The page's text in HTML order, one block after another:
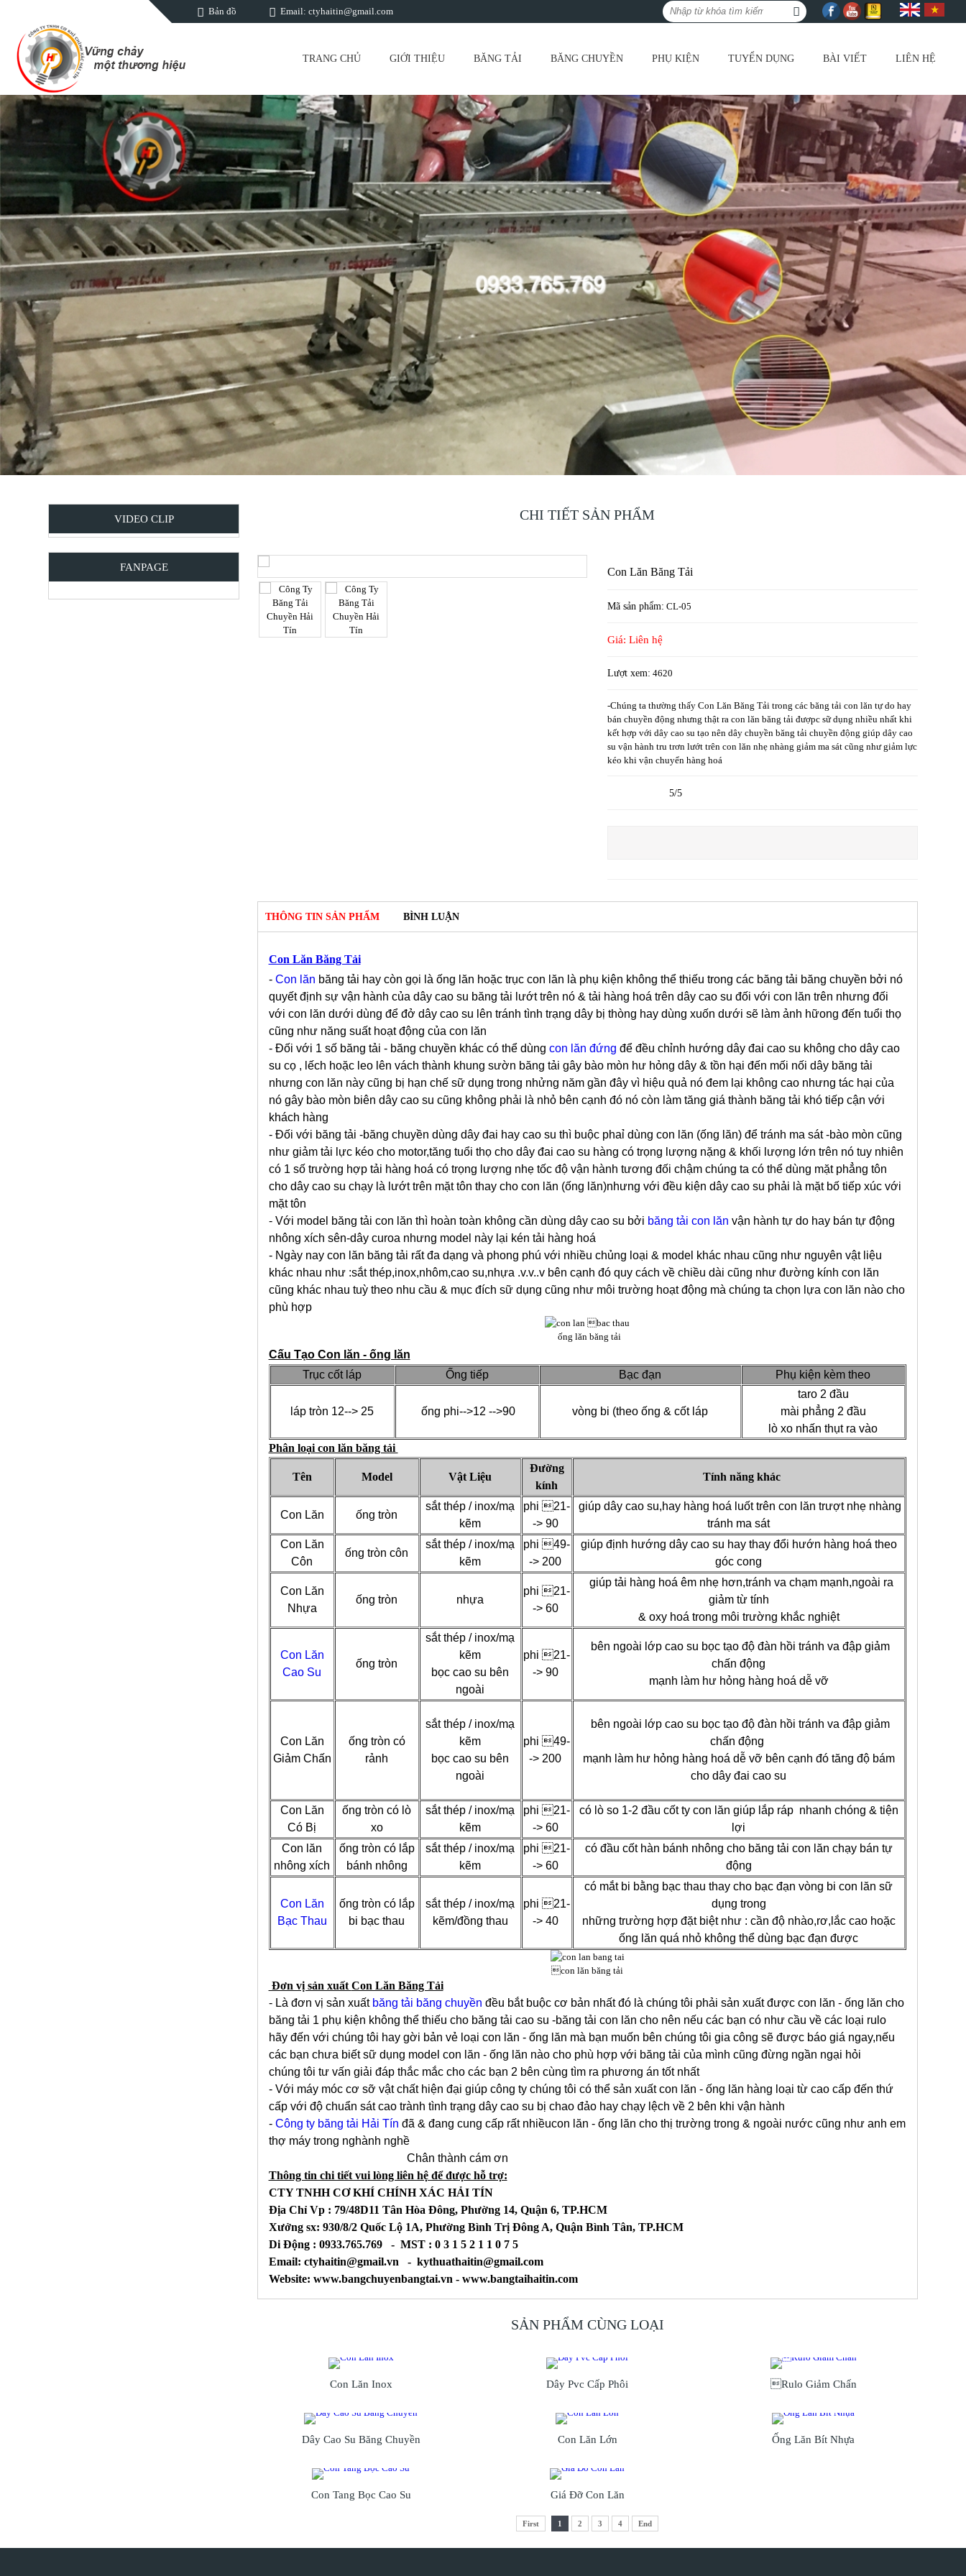
Bản đồ Email: ctyhaitin@gmail.com
TRANG CHỦ GIỚI THIỆU BĂNG TẢI BĂNG CHUYỀN PHỤ KIỆN TUYỂN DỤNG BÀI VIẾT LIÊN HỆ
CHI TIẾT SẢN PHẨM
Con Lăn Băng Tải
Mã sản phẩm: CL-05
Giá: Liên hệ
Lượt xem: 4620
-Chúng ta thường thấy Con Lăn Băng Tải trong các băng tải con lăn tự do hay
bán chuyền động nhưng thật ra con lăn băng tải đượpc sữ dụng nhiều nhất khi
kết hợp với dây cao su tạo nên dây chuyền băng tải chuyền động giúp dây cao
su vận hành tru trơn lướt trên con lăn nhẹ nhàng giảm ma sát cũng như giảm lực
kéo khi vận chuyển hàng hoá
5/5
THÔNG TIN SẢN PHẨM BÌNH LUẬN
Con Lăn Băng Tải
- Con lăn băng tải hay còn gọi là ống lăn hoặc trục con lăn là phụ kiện không thể thiếu trong các băng tải băng chuyền bởi nó
quyết định sự vận hành của dây cao su băng tải lướt trên nó & tải hàng hoá trên dây cao su đối với con lăn trên nhưng đối
với con lăn dưới dùng để đở dây cao su lên tránh tình trạng dây bị thòng hay dùng xuốn dưới sẽ làm ảnh hữong đến tuổi thọ
cũng như năng suất hoạt động của con lăn
- Đối với 1 số băng tải - băng chuyền khác có thể dùng con lăn đứng để đều chỉnh hướng dây đai cao su không cho dây cao
su cọ , lếch hoặc leo lên vách thành khung sườn băng tải gây bào mòn hư hỏng dây & tồn hại đến mối nối dây băng tải
nhưng con lăn này cũng bị hạn chế sữ dụng trong nhửng năm gần đây vì hiệu quả nó đem lại không cao nhưng tác hại của
nó gây bào mòn biên dây cao su cũng không phải là nhỏ bên cạnh đó nó còn làm tăng giá thành băng tải khó tiếp cận với
khách hàng
- Đối với băng tải -băng chuyền dùng dây đai hay cao su thì buộc phaỉ dùng con lăn (ống lăn) để tránh ma sát -bào mòn cũng
như giảm tải lực kéo cho motor,tăng tuổi thọ cho dây đai cao su hàng có trọng lượng nặng & khối lượng lớn trên nó tuy nhiên
có 1 số trường hợp tải hàng hoá có trọng lượng nhẹ tốc độ vận hành tương đối chậm chúng ta có thể dùng mặt phẳng tôn
cho dây cao su chạy là lướt trên mặt tôn thay cho con lăn (ống lăn)nhưng với đều kiện dây cao su phải là mặt bố tiếp xúc với
mặt tôn
- Với model băng tải con lăn thì hoàn toàn không cần dùng dây cao su bởi băng tải con lăn vận hành tự do hay bán tự động
nhông xích sên-dây curoa nhưng model này lại kén tải hàng hoá
- Ngày nay con lăn băng tải rất đa dạng và phong phú với nhiều chủng loại & model khác nhau cũng như nguyên vật liệu
khác nhau như :sắt thép,inox,nhôm,cao su,nhựa .v.v..v bên cạnh đó quy cách về chiều dài cũng như đường kính con lăn
cũng khác nhau tuỳ theo nhu cầu & mục đích sữ dụng cũng như môi trường hoạt động mà chúng ta chọn lựa con lăn nào cho
phù hợp
ống lăn băng tải
Cấu Tạo Con lăn - ống lăn
Trục cốt láp
Ống tiếp Bạc đạn Phụ kiện kèm theo
láp tròn 12--> 25 ống phi-->12 -->90 vòng bi (theo ống & cốt láp
taro 2 đầu
mài phẳng 2 đầu
lò xo nhấn thụt ra vào
Phân loại con lăn băng tải
Tên Model Vật Liệu
Đường
kính
Tính năng khác
Con Lăn ống tròn
sắt thép / inox/mạ
kẽm
phi 21-
-> 90
giúp dây cao su,hay hàng hoá luốt trên con lăn trượt nhẹ nhàng
tránh ma sát
Con Lăn
Côn
ống tròn côn
sắt thép / inox/mạ
kẽm
phi 49-
-> 200
giúp định hướng dây cao su hay thay đổi hướn hàng hoá theo
góc cong
Con Lăn
Nhựa
ống tròn nhựa
phi 21-
-> 60
giúp tải hàng hoá êm nhẹ hơn,tránh va chạm mạnh,ngoài ra
giảm từ tính
& oxy hoá trong môi trường khắc nghiệt
Con Lăn
Cao Su
ống tròn
sắt thép / inox/mạ
kẽm
bọc cao su bên
ngoài
phi 21-
-> 90
bên ngoài lớp cao su bọc tạo độ đàn hồi tránh va đập giảm
chấn động
mạnh làm hư hỏng hàng hoá dễ vỡ
Con Lăn
Giảm Chấn
ống tròn có
rảnh
sắt thép / inox/mạ
kẽm
bọc cao su bên
ngoài
phi 49-
-> 200
bên ngoài lớp cao su bọc tạo độ đàn hồi tránh va đập giảm
chấn động
mạnh làm hư hỏng hàng hoá dễ vỡ bên cạnh đó tăng độ bám
cho dây đai cao su
Con Lăn
Có Bị
ống tròn có lò
xo
sắt thép / inox/mạ
kẽm
phi 21-
-> 60
có lò so 1-2 đầu cốt ty con lăn giúp lắp ráp nhanh chóng & tiện
lợi
Con lăn
nhông xích
ống tròn có lắp
bánh nhông
sắt thép / inox/mạ
kẽm
phi 21-
-> 60
có đầu cốt hàn bánh nhông cho băng tải con lăn chạy bán tự
động
Con Lăn
Bạc Thau
ống tròn có lắp
bi bạc thau
sắt thép / inox/mạ
kẽm/đồng thau
phi 21-
-> 40
có mắt bi bằng bạc thau thay cho bạc đạn vòng bi con lăn sữ
dụng trong
những trường hợp đặt biệt như : cần độ nhào,rơ,lắc cao hoặc
ống lăn quá nhỏ không thể dùng bạc đạn được
con lăn băng tải
Đơn vị sản xuất Con Lăn Băng Tải
- Là đơn vị sản xuất băng tải băng chuyền đều bắt buộc cơ bản nhất đó là chúng tôi phải sản xuất được con lăn - ống lăn cho
băng tải 1 phụ kiện không thể thiếu cho băng tải cao su -băng tải con lăn cho nên nếu các bạn có như cầu về các loại rulo
hãy đến với chúng tôi hay gời bản vẻ loại con lăn - ống lăn mà bạn muốn bên chúng tôi gia công sẽ được báo giá ngay,nếu
các bạn chưa biết sữ dụng model con lăn - ống lăn nào cho phù hợp với băng tải của mình cũng đừng ngần ngại hỏi
chúng tôi tư vấn giải đáp thắc mắc cho các bạn 2 bên cùng tìm ra phương án tốt nhất
- Với máy móc cơ sỡ vật chất hiện đại giúp công ty chúng tôi có thể sản xuất con lăn - ống lăn hàng loại từ cao cấp đến thứ
cấp với độ chuẩn sát cao trành tình trạng dây cao su bị chao đảo hay chạy lệch về 2 bên khi vận hành
- Công ty băng tải Hải Tín đã & đang cung cấp rất nhiềucon lăn - ống lăn cho thị trường trong & ngoài nước cũng như anh em
thợ máy trong nghành nghề
Chân thành cám ơn
Thông tin chi tiết vui lòng liên hệ để được hỗ trợ:
CTY TNHH CƠ KHÍ CHÍNH XÁC HẢI TÍN
Địa Chỉ Vp : 79/48D11 Tân Hòa Đông, Phường 14, Quận 6, TP.HCM
Xưởng sx: 930/8/2 Quốc Lộ 1A, Phường Bình Trị Đông A, Quận Bình Tân, TP.HCM
Di Động : 0933.765.769 - MST : 0 3 1 5 2 1 1 0 7 5
Email: ctyhaitin@gmail.vn - kythuathaitin@gmail.com
Website: www.bangchuyenbangtai.vn - www.bangtaihaitin.com
SẢN PHẨM CÙNG LOẠI
Con Lăn Inox Dây Pvc Cấp Phôi Rulo Giảm Chấn
Dây Cao Su Băng Chuyền Con Lăn Lớn Ống Lăn Bít Nhựa
Con Tang Bọc Cao Su Giá Đỡ Con Lăn
First 1 2 3 4 End
VIDEO CLIP
FANPAGE